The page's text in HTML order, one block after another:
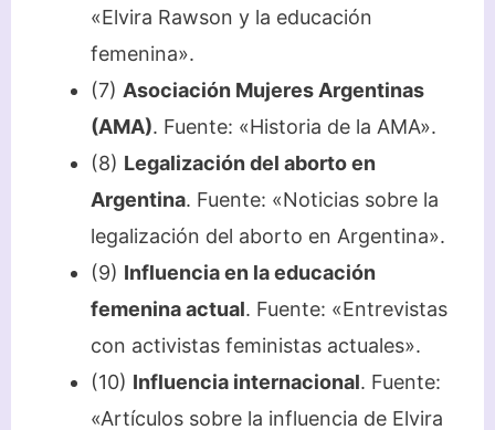
«Elvira Rawson y la educación
femenina».
(7) Asociación Mujeres Argentinas
(AMA). Fuente: «Historia de la AMA».
(8) Legalización del aborto en
Argentina. Fuente: «Noticias sobre la
legalización del aborto en Argentina».
(9) Influencia en la educación
femenina actual. Fuente: «Entrevistas
con activistas feministas actuales».
(10) Influencia internacional. Fuente:
«Artículos sobre la influencia de Elvira